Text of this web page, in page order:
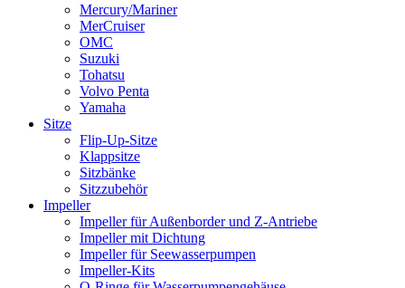
Mercury/Mariner
MerCruiser
OMC
Suzuki
Tohatsu
Volvo Penta
Yamaha
Sitze
Flip-Up-Sitze
Klappsitze
Sitzbänke
Sitzzubehör
Impeller
Impeller für Außenborder und Z-Antriebe
Impeller mit Dichtung
Impeller für Seewasserpumpen
Impeller-Kits